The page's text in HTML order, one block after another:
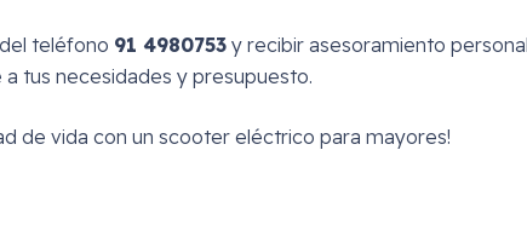
teléfono 91 4980753 y recibir asesoramiento
tus necesidades y presupuesto.
de vida con un scooter eléctrico para mayores!